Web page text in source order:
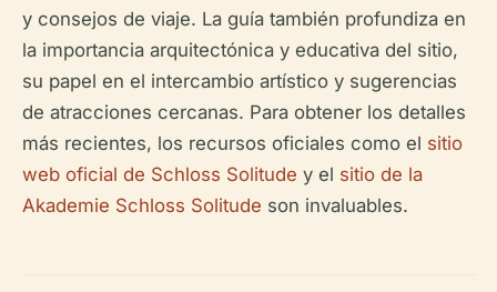
y consejos de viaje. La guía también profundiza en
la importancia arquitectónica y educativa del sitio,
su papel en el intercambio artístico y sugerencias
de atracciones cercanas. Para obtener los detalles
más recientes, los recursos oficiales como el sitio
web oficial de Schloss Solitude y el sitio de la
Akademie Schloss Solitude son invaluables.